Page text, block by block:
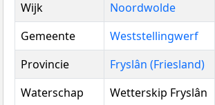
Wijk Noordwolde
Gemeente
Weststellingwerf
Provincie
Fryslân (Friesland)
Waterschap
Wetterskip Fryslân